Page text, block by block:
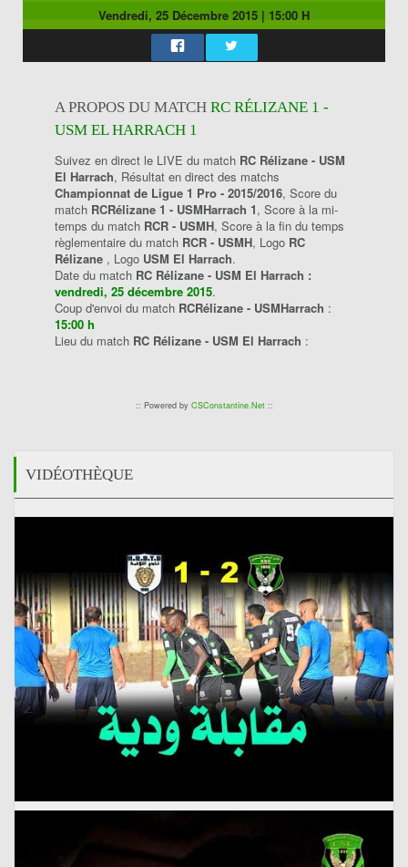
Vendredi, 25 Décembre 2015 | 15:00 H
A PROPOS DU MATCH RC RÉLIZANE 1 -
USM EL HARRACH 1
Suivez en direct le LIVE du match RC Rélizane - USM
El Harrach, Résultat en direct des matchs
Championnat de Ligue 1 Pro - 2015/2016, Score du
match RCRélizane 1 - USMHarrach 1, Score à la mi-
temps du match RCR - USMH, Score à la fin du temps
règlementaire du match RCR - USMH, Logo RC
Rélizane , Logo USM El Harrach.
Date du match RC Rélizane - USM El Harrach :
vendredi, 25 décembre 2015.
Coup d'envoi du match RCRélizane - USMHarrach :
15:00 h
Lieu du match RC Rélizane - USM El Harrach :
:: Powered by CSConstantine.Net::
VIDÉOTHÈQUE